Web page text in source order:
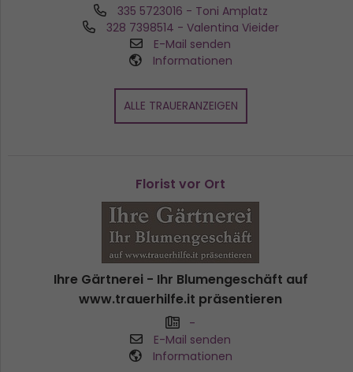
335 5723016 - Toni Amplatz
328 7398514 - Valentina Vieider
E-Mail senden
Informationen
ALLE TRAUERANZEIGEN
Florist vor Ort
Ihre Gärtnerei - Ihr Blumengeschäft auf
www.trauerhilfe.it präsentieren
-
E-Mail senden
Informationen